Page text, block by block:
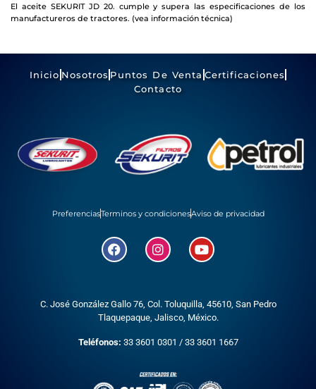
El aceite SEKURIT JD 20. cumple y supera las especificaciones de los
manufactureros de tractores. (vea información técnica)
Inicio Nosotros Puntos De Venta Certificaciones
Contacto
PreferenciasTerminos y condicionesAviso de privacidad
C. José González Gallo 76, Col. Toluquilla, 45610, San Pedro
Tlaquepaque, Jalisco, México.
Teléfonos: 33 3601 0301 / 33 3601 1667